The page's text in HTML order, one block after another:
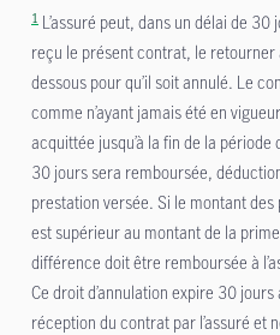
1 L’assuré peut, dans un délai de 30
reçu le présent contrat, le retourner
dessous pour qu’il soit annulé. Le
comme n’ayant jamais été en
acquittée jusqu’à la fin de la période
30 jours sera remboursée,
prestation versée. Si le montant
est supérieur au montant de la
différence doit être remboursée à
Ce droit d’annulation expire 30
réception du contrat par l’assuré et